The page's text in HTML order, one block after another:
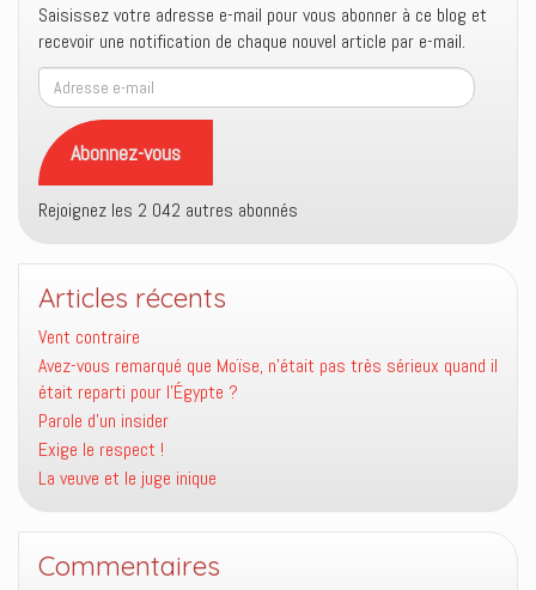
Saisissez votre adresse e-mail pour vous abonner à ce blog et
recevoir une notification de chaque nouvel article par e-mail.
Adresse
e-
mail
Abonnez-vous
Rejoignez les 2 042 autres abonnés
Articles récents
Vent contraire
Avez-vous remarqué que Moïse, n’était pas très sérieux quand il
était reparti pour l’Égypte ?
Parole d’un insider
Exige le respect !
La veuve et le juge inique
Commentaires